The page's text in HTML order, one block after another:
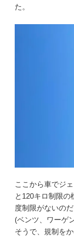
た。
ここから車でジ
と120キロ制限
度制限がないの
(ベンツ、ワーゲ
そうで、規制を